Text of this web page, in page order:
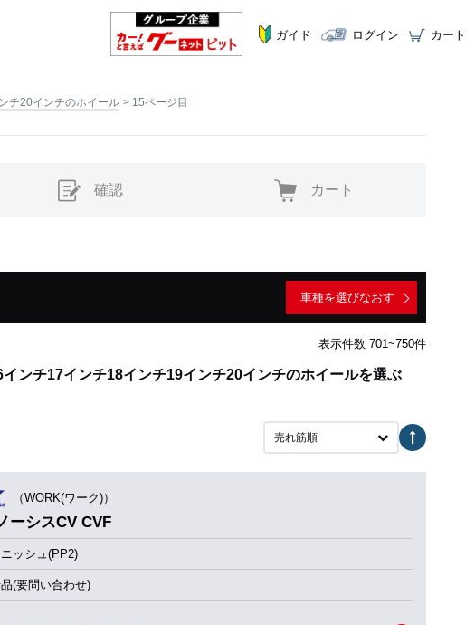
ガイド ログイン カート
チ20インチのホイール 15ページ目
確認 カート
車種を選びなおす
表示件数 701~750件
ンチ17インチ18インチ19インチ20インチのホイールを選ぶ
売れ筋順
（WORK(ワーク)）
ーシスCV CVF
ッシュ(PP2)
(要問い合わせ)